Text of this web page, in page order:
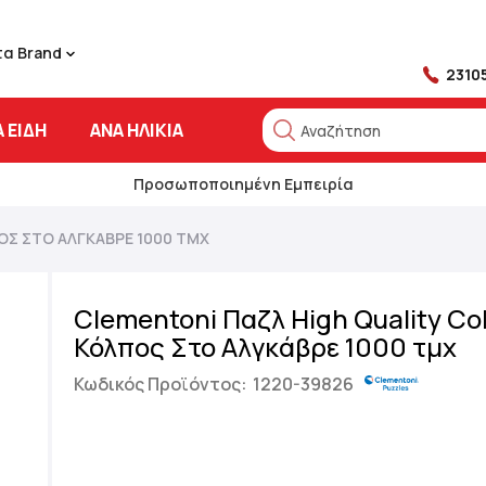
Brand
ΕΊΔΗ ΑΝΆ ΗΛΙΚΊΑ
Αναζήτηση
Αναζήτηση
Προσωποποιημένη Εμπειρία
ΣΤΟ ΑΛΓΚΆΒΡΕ 1000 ΤΜΧ
Clementoni Παζλ High Quality
Κόλπος Στο Αλγκάβρε 1000 τμχ
Κωδικός Προϊόντος: 1220-39826